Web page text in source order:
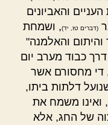
והאביונים
(דברים טז, יד), ושמחת
והיתום והאלמנה"
כבוד מערב יום
די מחסורם אשר
דלתות ביתו,
ואינו משמח את
של החג, אלא